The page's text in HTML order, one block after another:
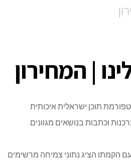
| המחירון
תוכן ישראלית איכותית
וכתבות בנושאים מגוונים
הוקם בשלהי 2017 ועם הקמתו הציג נתוני צמיחה מרשימים